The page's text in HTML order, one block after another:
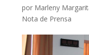
por Marleny
Nota de Prensa